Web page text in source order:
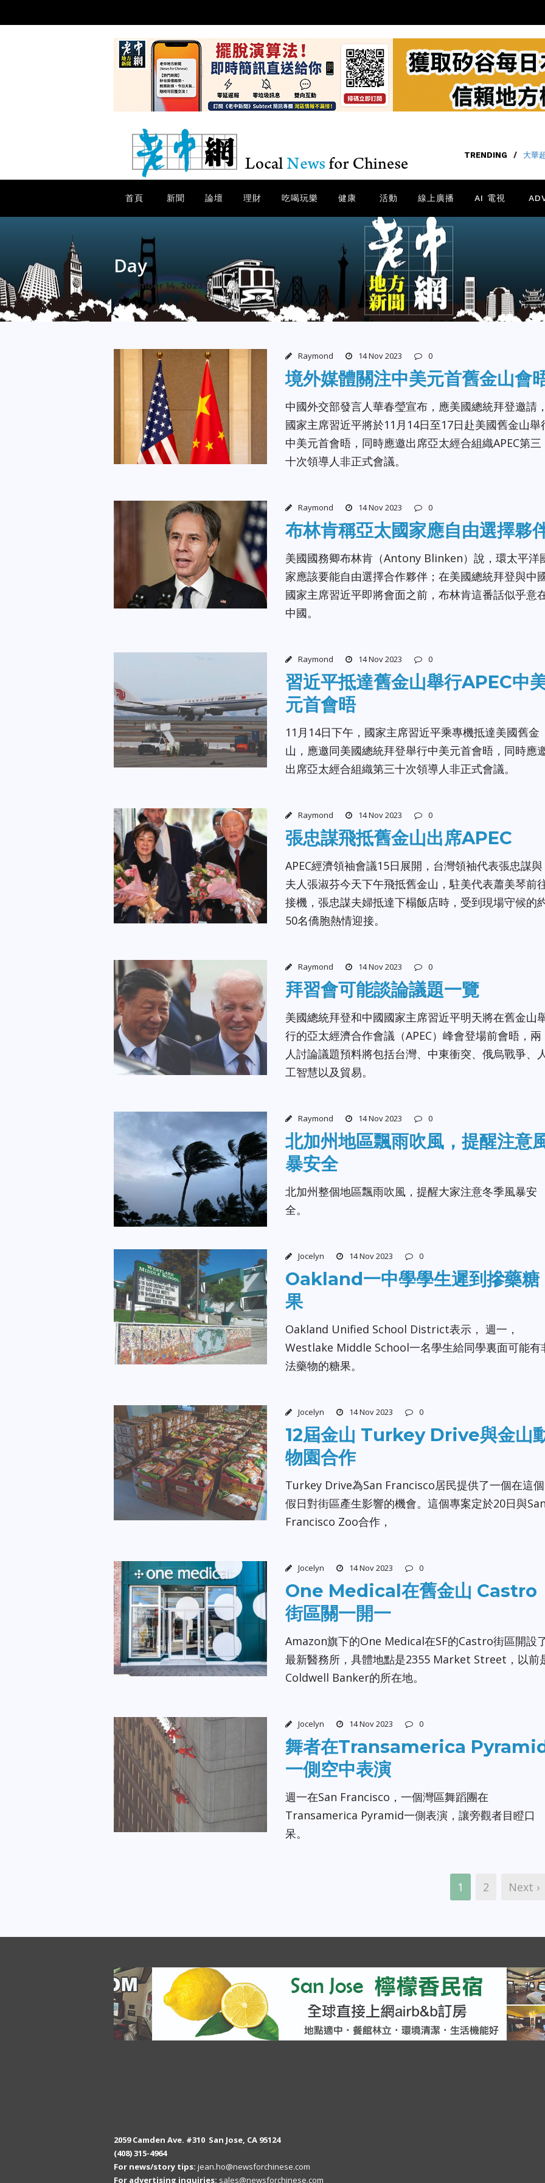
TRENDING / 大華
首頁 新聞 論壇 理財 吃喝玩樂 健康 活動 線上廣播 AI 電視
Day
November 14, 2023
Raymond 14 Nov 2023 0
境外媒體關注中美元首舊金山會
中國外交部發言人華春瑩宣布，應美國總統拜登邀請
國家主席習近平將於11月14日至17日赴美國舊金山舉
中美元首會晤，同時應邀出席亞太經合組織APEC第三
十次領導人非正式會議。
Raymond 14 Nov 2023 0
布林肯稱亞太國家應自由選擇夥
美國國務卿布林肯（Antony Blinken）說，環太平洋
家應該要能自由選擇合作夥伴；在美國總統拜登與中
國家主席習近平即將會面之前，布林肯這番話似乎意
中國。
Raymond 14 Nov 2023 0
習近平抵達舊金山舉行APEC中
元首會晤
11月14日下午，國家主席習近平乘專機抵達美國舊金
山，應邀同美國總統拜登舉行中美元首會晤，同時應
出席亞太經合組織第三十次領導人非正式會議。
Raymond 14 Nov 2023 0
張忠謀飛抵舊金山出席APEC
APEC經濟領袖會議15日展開，台灣領袖代表張忠謀與
夫人張淑芬今天下午飛抵舊金山，駐美代表蕭美琴前
接機，張忠謀夫婦抵達下榻飯店時，受到現場守候的
50名僑胞熱情迎接。
Raymond 14 Nov 2023 0
拜習會可能談論議題一覽
美國總統拜登和中國國家主席習近平明天將在舊金山
行的亞太經濟合作會議（APEC）峰會登場前會晤，兩
人討論議題預料將包括台灣、中東衝突、俄烏戰爭、
工智慧以及貿易。
Raymond 14 Nov 2023 0
北加州地區飄雨吹風，提醒注意
暴安全
北加州整個地區飄雨吹風，提醒大家注意冬季風暴安
全。
Jocelyn 14 Nov 2023 0
Oakland一中學學生遲到摻藥糖
果
Oakland Unified School District表示， 週一，
Westlake Middle School一名學生給同學裏面可能有
法藥物的糖果。
Jocelyn 14 Nov 2023 0
12屆金山 Turkey Drive與金山
物園合作
Turkey Drive為San Francisco居民提供了一個在這個
假日對街區產生影響的機會。這個專案定於20日與
Francisco Zoo合作，
Jocelyn 14 Nov 2023 0
One Medical在舊金山 Castro
街區關一開一
Amazon旗下的One Medical在SF的Castro街區開設
最新醫務所，具體地點是2355 Market Street，以前
Coldwell Banker的所在地。
Jocelyn 14 Nov 2023 0
舞者在Transamerica
一側空中表演
週一在San Francisco，一個灣區舞蹈團在
Transamerica Pyramid一側表演，讓旁觀者目瞪口
呆。
1 2 Next ›
2059 Camden Ave. #310 San Jose, CA 95124
(408) 315-4964
For news/story tips: jean.ho@newsforchinese.com
For advertising inquiries: sales@newsforchinese.com